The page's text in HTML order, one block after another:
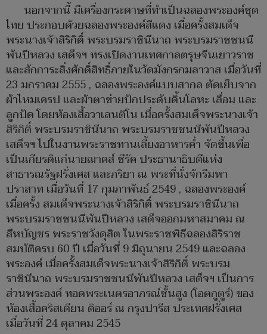
นอกจากนี้ มีเครื่องกระดาษที่ทำเป็นฉลองพระองค์ชุด
ไทย ประกอบด้วยฉลองพระองค์สีแดง เมื่อครั้งสมเด็จ
พระนางเจ้าสิริกิติ์ พระบรมราชินีนาถ พระบรมราชชนนี
พันปีหลวง เสด็จฯ ทรงเปิดงานเทศกาลตรุษจีนเยาวราช
และสักการะสิ่งศักดิ์สิทธิ์ภายในวัดมังกรกมลาวาส เมื่อวันที่
23 มกราคม 2555 , ฉลองพระองค์แบบสากล ตัดเย็บจาก
ผ้าไหมเครป และผ้าตาข่ายปักประดับดิ้นโลหะ เลื่อม และ
ลูกปัด โดยห้องเสื้อวาเลนติโน เมื่อครั้งสมเด็จพระนางเจ้า
สิริกิติ์ พระบรมราชินีนาถ พระบรมราชชนนีพันปีหลวง
เสด็จฯ ไปในงานพระราชทานเลี้ยงอาหารค่ำ จัดขึ้นเพื่อ
เป็นเกียรติแก่นายฌาคส์ ชีรัค ประธานาธิบดีแห่ง
สาธารณรัฐฝรั่งเศส และภริยา ณ พระที่นั่งจักรีมหา
ปราสาท เมื่อวันที่ 17 กุมภาพันธ์ 2549 , ฉลองพระองค์
เมื่อครั้ง สมเด็จพระนางเจ้าสิริกิติ์ พระบรมราชินีนาถ
พระบรมราชชนนีพันปีหลวง เสด็จออกมหาสมาคม ณ
สีหบัญชร พระราชวังดุสิต ในพระราชพิธีฉลองสิริราช
สมบัติครบ 60 ปี เมื่อวันที่ 9 มิถุนายน 2549 และฉลอง
พระองค์ เมื่อครั้งสมเด็จพระนางเจ้าสิริกิติ์ พระบรม
ราชินีนาถ พระบรมราชชนนีพันปีหลวง เสด็จฯ เป็นการ
ส่วนพระองค์ ทอดพระเนตรอาภรณ์ชั้นสูง (โอตกูตูร์) ของ
ห้องเสื้อคริสเตียน ดิออร์ ณ กรุงปารีส ประเทศฝรั่งเศส
เมื่อวันที่ 24 ตุลาคม 2545